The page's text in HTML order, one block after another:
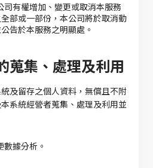
司有權增加、變更或取消本服務
部或一部份，本公司將於取消動
告於本服務之明顯處。
蒐集、處理及利用
及留存之個人資料，無償且不附
系統經營者蒐集、處理及利用並
據分析。